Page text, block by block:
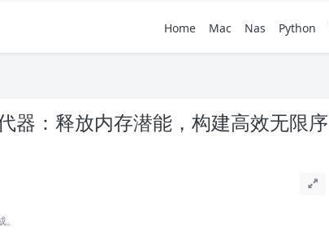
Home Mac Nas Python
器：释放内存潜能，构建高效无限序